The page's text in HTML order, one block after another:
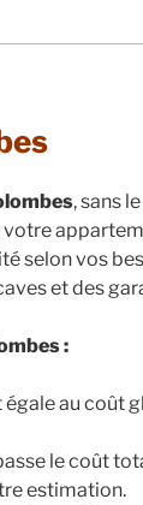
, sans
selon vos
et des
:
au coût
le coût
estimation.